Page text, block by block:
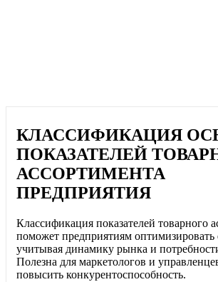
КЛАССИФИКАЦИЯ
ПОКАЗАТЕЛЕЙ
АССОРТИМЕНТА
ПРЕДПРИЯТИЯ
Классификация показателей товарного
поможет предприятиям оптимизировать
учитывая динамику рынка и
Полезна для маркетологов и
повысить конкурентоспособность.